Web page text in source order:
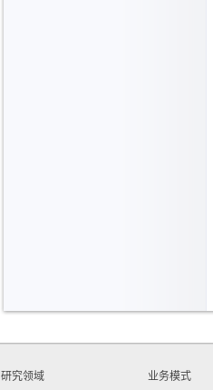
研究领域 业务模式